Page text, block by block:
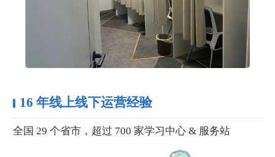
16 年线上线下运营经验
全国 29 个省市，超过 700 家学习中心 & 服务站